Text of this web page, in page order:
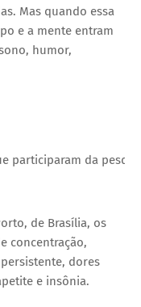
Mas quando essa
e a mente entram
humor,
participaram da
de Brasília, os
concentração,
dores
e insônia.